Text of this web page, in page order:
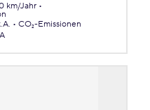
km/Jahr
CO₂-Emissionen
A